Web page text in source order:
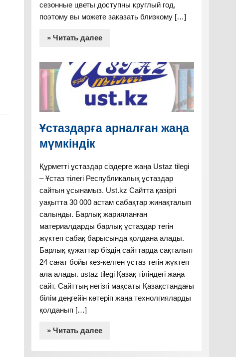
сезонные цветы доступны круглый год,
поэтому вы можете заказать близкому […]
» Читать далее
Ұстаздарға арналған жаңа
мүмкіндік
Құрметті ұстаздар сіздерге жаңа Ustaz tilegi
– Ұстаз тілегі Республикалық ұстаздар
сайтын ұсынамыз. Ust.kz Сайтта қазіргі
уақытта 30 000 астам сабақтар жинақталып
салынды. Барлық жарияланған
материалдарды барлық ұстаздар тегін
жүктеп сабақ барысында қолдана алады.
Барлық құжаттар біздің сайттарда сақталып
24 сағат бойы кез-келген ұстаз тегін жүктеп
ала алады. ustaz tilegi Қазақ тіліндегі жаңа
сайт. Сайттың негізгі мақсаты Қазақстандағы
білім деңгейін көтеріп жаңа технолгияларды
қолданып […]
» Читать далее